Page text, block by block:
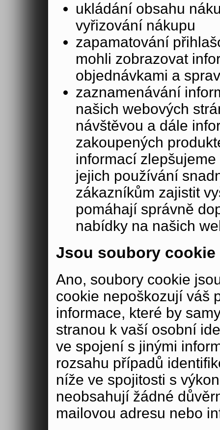
ukládání obsahu
vyřizování nákupu
zapamatování
mohli zobrazovat
objednávkami a
zaznamenávání
našich webových
návštěvou a dále
zakoupených
informací
jejich používání
zákazníkům zajistit
pomáhají správně
nabídky na našich
Jsou soubory cookie
Ano, soubory cookie
cookie nepoškozují váš
informace, které by
stranou k vaší osobní
ve spojení s jinými
rozsahu případů
níže ve spojitosti s
neobsahují žádné
mailovou adresu nebo